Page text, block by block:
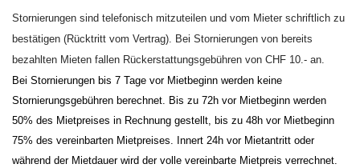
Stornierungen sind telefonisch mitzuteilen und vom Mieter schriftlich zu
bestätigen (Rücktritt vom Vertrag). Bei Stornierungen von bereits
bezahlten Mieten fallen Rückerstattungsgebühren von CHF 10.- an.
Bei Stornierungen bis 7 Tage vor Mietbeginn werden keine
Stornierungsgebühren berechnet. Bis zu 72h vor Mietbeginn werden
50% des Mietpreises in Rechnung gestellt, bis zu 48h vor Mietbeginn
75% des vereinbarten Mietpreises. Innert 24h vor Mietantritt oder
während der Mietdauer wird der volle vereinbarte Mietpreis verrechnet.